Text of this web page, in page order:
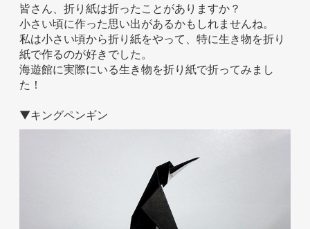
皆さん、折り紙は折ったことがありますか？
小さい頃に作った思い出があるかもしれませんね。
私は小さい頃から折り紙をやって、特に生き物を折り
紙で作るのが好きでした。
海遊館に実際にいる生き物を折り紙で折ってみまし
た！
▼キングペンギン
生きものを知る
ホテル事業者様